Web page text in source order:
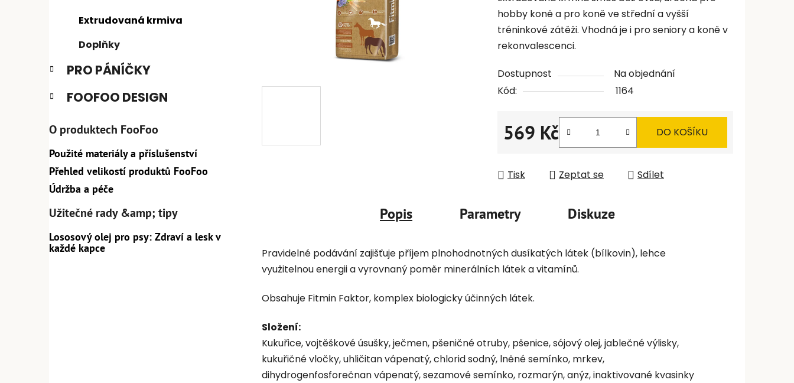
a
n
e
Extrudovaná krmiva
Doplňky
PRO PÁNÍČKY
FOOFOO DESIGN
O produktech FooFoo
Použité materiály a příslušenství
Přehled velikostí produktů FooFoo
Údržba a péče
Užitečné rady &amp; tipy
Lososový olej pro psy: Zdraví a lesk v
každé kapce
hobby koně a pro koně ve střední a vyšší
tréninkové zátěži. Vhodná je i pro seniory a koně v
rekonvalescenci.
Dostupnost
Na objednání
Kód:
1164
569 Kč
Měrná cena:
DO KOŠÍKU
Tisk Zeptat se Sdílet
Popis Parametry Diskuze
Pravidelné podávání zajišťuje příjem plnohodnotných dusíkatých látek (bílkovin), lehce
využitelnou energii a vyrovnaný poměr minerálních látek a vitamínů.
Obsahuje Fitmin Faktor, komplex biologicky účinných látek.
Složení:
Kukuřice, vojtěškové úsušky, ječmen, pšeničné otruby, pšenice, sójový olej, jablečné výlisky,
kukuřičné vločky, uhličitan vápenatý, chlorid sodný, lněné semínko, mrkev,
dihydrogenfosforečnan vápenatý, sezamové semínko, rozmarýn, anýz, inaktivované kvasinky